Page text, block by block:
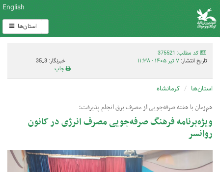
English
استان‌ها
کد مطلب: 375521
تاریخ انتشار: ۷ تیر ۱۴۰۵ - ۱۱:۳۸
خبرنگار: 3_35
چاپ
استان‌ها کرمانشاه
هم‌زمان با هفته صرفه‌جویی از مصرف برق انجام پذیرفت؛
ویژه‌برنامه فرهنگ صرفه‌جویی مصرف انرژی در کانون
روانسر